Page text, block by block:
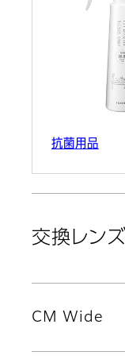
抗菌用品
交換レンズ
CM Wide